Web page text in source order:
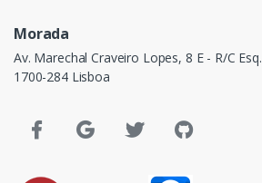
Morada
Av. Marechal Craveiro Lopes, 8 E - R/C Esq.
1700-284 Lisboa